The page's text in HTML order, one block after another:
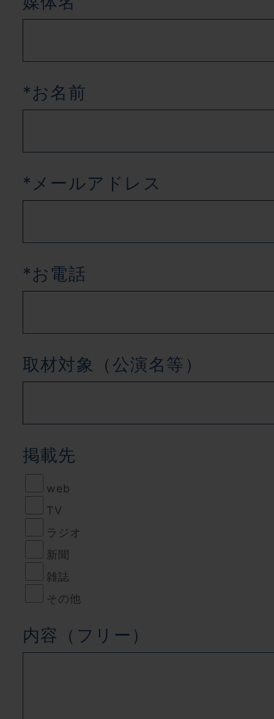
*お名前
*メールアドレス
*お電話
取材対象（公演名等）
掲載先
web
TV
ラジオ
新聞
雑誌
その他
内容（フリー）